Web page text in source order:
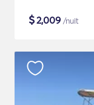
$2,009 /nuit